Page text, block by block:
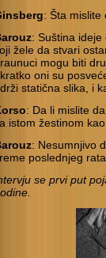
: Šta
: Suština
žele da stvari
mogu biti
oni su
statična slika, i
: Da li mislite
istom žestinom
: Nesumnjivo
poslednjeg
se prvi put